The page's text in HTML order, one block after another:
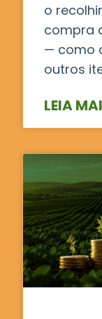
o
compra
— como
outros
LEIA